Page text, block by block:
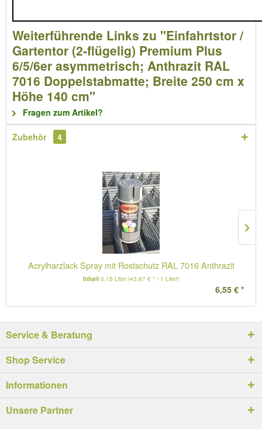
Weiterführende Links zu "Einfahrtstor /
Gartentor (2-flügelig) Premium Plus
6/5/6er asymmetrisch; Anthrazit RAL
7016 Doppelstabmatte; Breite 250 cm x
Höhe 140 cm"
Fragen zum Artikel?
Zubehör 4
Acrylharzlack Spray mit Rostschutz RAL 7016 Anthrazit
Inhalt 0.15 Liter(43,67 € * / 1 Liter)
6,55 € *
Service & Beratung
Shop Service
Informationen
Unsere Partner